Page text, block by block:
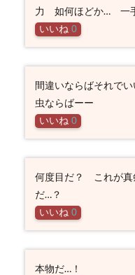
力 如何ほどか… 一
いいね 0
間違いならばそれで
虫ならばーー
いいね 0
何度目だ？ これが
だ…？
いいね 0
本物だ…！